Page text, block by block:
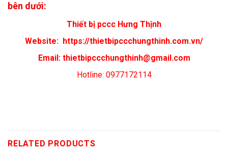
bên dưới:
Thiết bị pccc Hưng Thịnh
Website: https://thietbipccchungthinh.com.vn/
Email: thietbipccchungthinh@gmail.com
Hotline: 0977172114
RELATED PRODUCTS